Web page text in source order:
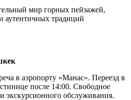
мир горных пейзажей,
аутентичных традиций
в аэропорту «Манас». Переезд в
после 14:00. Свободное
экскурсионного обслуживания.